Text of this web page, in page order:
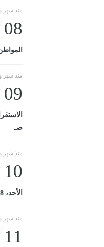
منذ شهر
08
منذ شهر
09
صـ
منذ شهر
10
الأحد، 28 يونيو 2026 01:52 مـ
منذ شهر
11